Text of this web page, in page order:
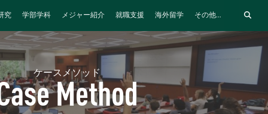
究 学部学科 メジャー紹介 就職支援 海外留学 その他...
ケースメソッド
Method